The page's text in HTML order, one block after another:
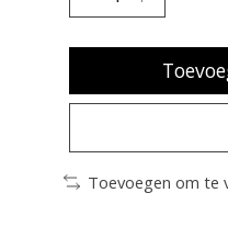
Toevoegen om te